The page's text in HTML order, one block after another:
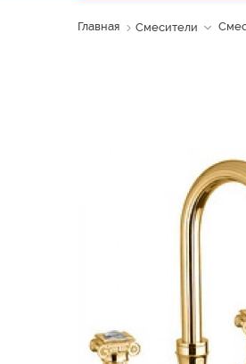
Главная Смесители